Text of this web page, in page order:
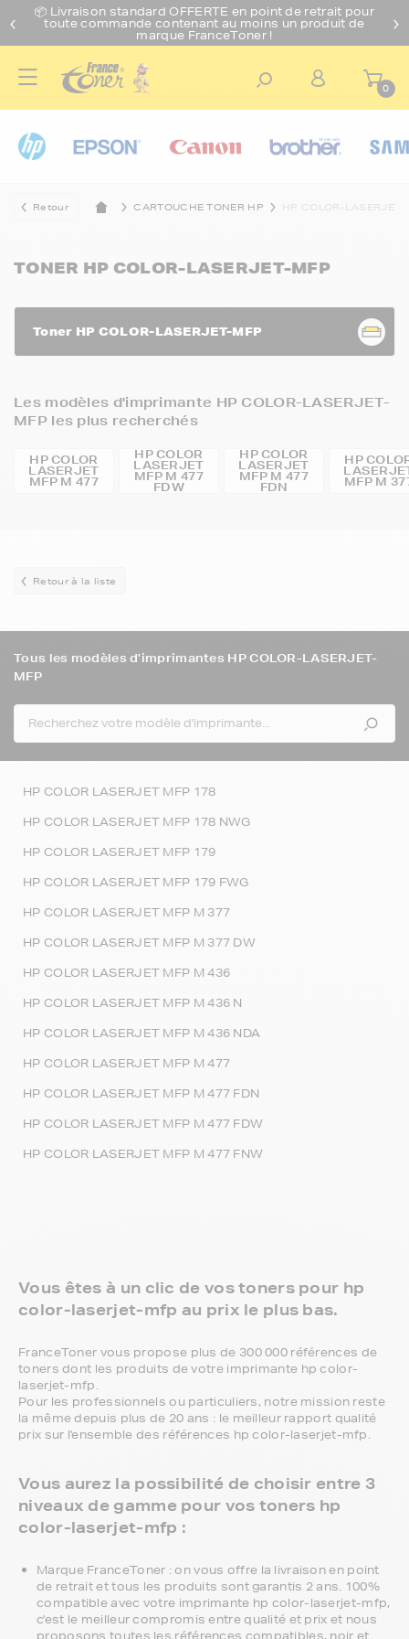
📦 Livraison standard OFFERTE en point de retrait pour
toute commande contenant au moins un produit de
marque FranceToner !
0
Retour CARTOUCHE TONER HP HP COLOR-LASERJET-
TONER HP COLOR-LASERJET-MFP
Toner HP COLOR-LASERJET-MFP
Les modèles d'imprimante HP COLOR-LASERJET-
MFP les plus recherchés
HP COLOR
LASERJET
MFP M 477
HP COLOR
LASERJET
MFP M 477
FDW
HP COLOR
LASERJET
MFP M 477
FDN
HP
MFP M
Retour à la liste
Tous les modèles d'imprimantes HP COLOR-LASERJET-
MFP
HP COLOR LASERJET MFP 178
HP COLOR LASERJET MFP 178 NWG
HP COLOR LASERJET MFP 179
HP COLOR LASERJET MFP 179 FWG
HP COLOR LASERJET MFP M 377
HP COLOR LASERJET MFP M 377 DW
HP COLOR LASERJET MFP M 436
HP COLOR LASERJET MFP M 436 N
HP COLOR LASERJET MFP M 436 NDA
HP COLOR LASERJET MFP M 477
HP COLOR LASERJET MFP M 477 FDN
HP COLOR LASERJET MFP M 477 FDW
HP COLOR LASERJET MFP M 477 FNW
Vous êtes à un clic de vos toners pour hp
color-laserjet-mfp au prix le plus bas.
FranceToner vous propose plus de 300 000 références de
toners dont les produits de votre imprimante hp color-
laserjet-mfp.
Pour les professionnels ou particuliers, notre mission reste
la même depuis plus de 20 ans : le meilleur rapport qualité
prix sur l'ensemble des références hp color-laserjet-mfp.
Vous aurez la possibilité de choisir entre 3
niveaux de gamme pour vos toners hp
color-laserjet-mfp :
Marque FranceToner : on vous offre la livraison en point
de retrait et tous les produits sont garantis 2 ans. 100%
compatible avec votre imprimante hp color-laserjet-mfp,
c'est le meilleur compromis entre qualité et prix et nous
proposons toutes les références compatibles, noir et